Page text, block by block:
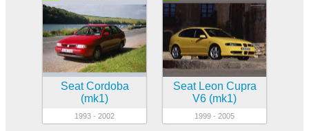
Seat Cordoba
(mk1)
1993 - 2002
Seat Leon Cupra
V6 (mk1)
1999 - 2005